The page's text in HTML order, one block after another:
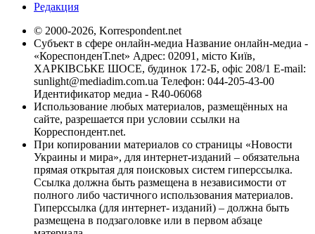
Редакция
© 2000-2026, Korrespondent.net
Субъект в сфере онлайн-медиа Название онлайн-медиа -
«КореспонденТ.net» Адрес: 02091, місто Київ,
ХАРКІВСЬКЕ ШОСЕ, будинок 172-Б, офіс 208/1 E-mail:
sunlight@mediadim.com.ua Телефон: 044-205-43-00
Идентификатор медиа - R40-06068
Использование любых материалов, размещённых на
сайте, разрешается при условии ссылки на
Корреспондент.net.
При копировании материалов со страницы «Новости
Украины и мира», для интернет-изданий – обязательна
прямая открытая для поисковых систем гиперссылка.
Ссылка должна быть размещена в независимости от
полного либо частичного использования материалов.
Гиперссылка (для интернет- изданий) – должна быть
размещена в подзаголовке или в первом абзаце